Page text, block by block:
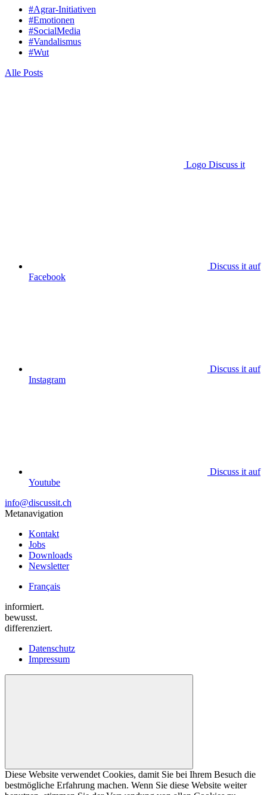
#Agrar-Initiativen
#Emotionen
#SocialMedia
#Vandalismus
#Wut
Alle Posts
Logo Discuss it
Discuss it auf
Facebook
Discuss it auf
Instagram
Discuss it auf
Youtube
info@discussit.ch
Metanavigation
Kontakt
Jobs
Downloads
Newsletter
Français
informiert.
bewusst.
differenziert.
Datenschutz
Impressum
Diese Website verwendet Cookies, damit Sie bei Ihrem Besuch die
bestmögliche Erfahrung machen. Wenn Sie diese Website weiter